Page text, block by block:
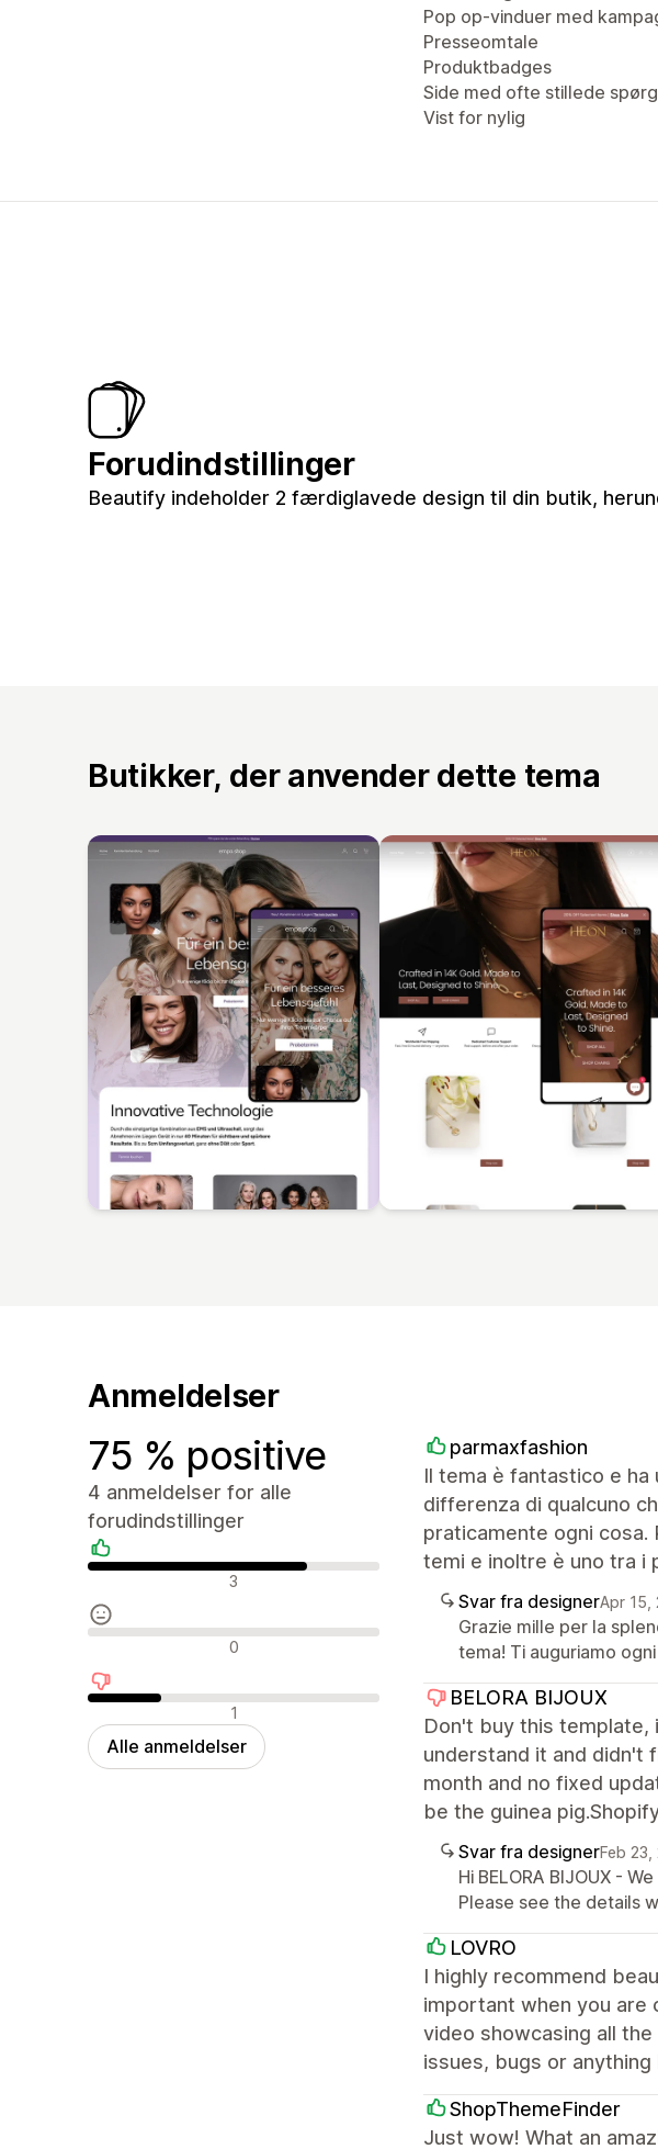
Pop op-vinduer med
Presseomtale
Produktbadges
Side med ofte stillede
Vist for nylig
Forudindstillinger
Beautify indeholder 2 færdiglavede design til din butik,
Butikker, der anvender dette tema
Anmeldelser
75 % positive
4 anmeldelser for alle
forudindstillinger
Positive anmeldelser
3
Neutrale anmeldelser
0
Negative anmeldelser
1
Alle anmeldelser
parmaxfashion
Il tema è fantastico e ha
differenza di qualcuno
praticamente ogni
temi e inoltre è uno tra i
Svar fra designerApr 15,
Grazie mille per la
tema! Ti auguriamo
BELORA BIJOUX
Don't buy this
understand it and didn't
month and no fixed
be the guinea
Svar fra designerFeb 23,
Hi BELORA BIJOUX -
Please see the details
LOVRO
I highly recommend
important when you are
video showcasing all
issues, bugs or
ShopThemeFinder
Just wow! What an